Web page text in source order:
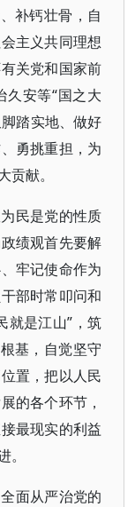
补钙壮骨，自
主义共同理想
关党和国家前
安等“国之大
踏实地、做好
勇挑重担，为
献。
民是党的性质
绩观首先要解
牢记使命作为
部时常叩问和
就是江山”，筑
基，自觉坚守
置，把以人民
的各个环节，
最现实的利益
面从严治党的